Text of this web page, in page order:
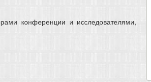
конференции и исследователями,